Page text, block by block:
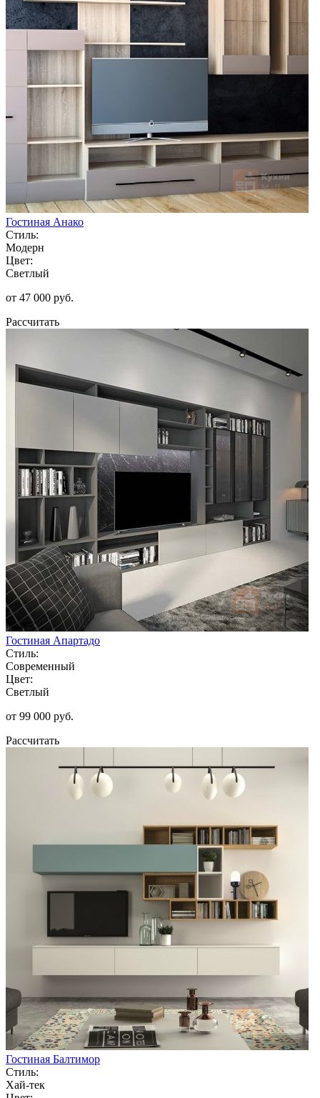
Гостиная Анако
Стиль:
Модерн
Цвет:
Светлый
от 47 000 руб.
Рассчитать
Гостиная Апартадо
Стиль:
Современный
Цвет:
Светлый
от 99 000 руб.
Рассчитать
Гостиная Балтимор
Стиль:
Хай-тек